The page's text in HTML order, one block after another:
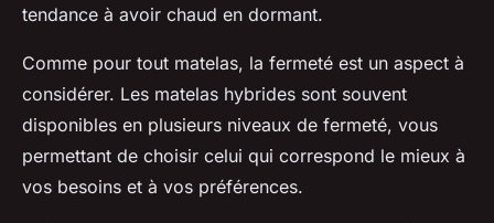
tendance à avoir chaud en dormant.
Comme pour tout matelas, la fermeté est un aspect à
considérer. Les matelas hybrides sont souvent
disponibles en plusieurs niveaux de fermeté, vous
permettant de choisir celui qui correspond le mieux à
vos besoins et à vos préférences.